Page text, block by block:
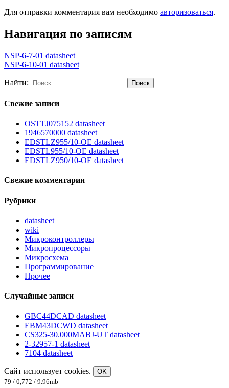
Для отправки комментария вам необходимо авторизоваться.
Навигация по записям
NSP-6-7-01 datasheet
NSP-6-10-01 datasheet
Найти:
Свежие записи
OSTTJ075152 datasheet
1946570000 datasheet
EDSTLZ955/10-OE datasheet
EDSTL955/10-OE datasheet
EDSTLZ950/10-OE datasheet
Свежие комментарии
Рубрики
datasheet
wiki
Микроконтроллеры
Микропроцессоры
Микросхема
Программирование
Прочее
Случайные записи
GBC44DCAD datasheet
EBM43DCWD datasheet
CS325-30.000MABJ-UT datasheet
2-32957-1 datasheet
7104 datasheet
Сайт использует cookies.
OK
79 / 0,772 / 9.96mb